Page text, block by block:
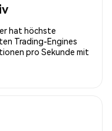
hat höchste
Trading-Engines
pro Sekunde mit